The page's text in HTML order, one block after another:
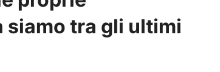
siamo tra gli ultimi